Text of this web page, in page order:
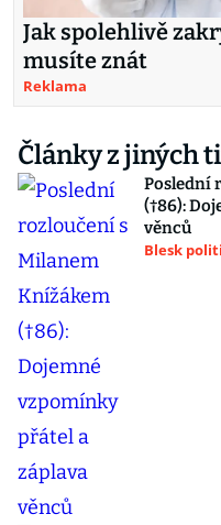
Jak spolehlivě
musíte znát
Reklama
Články z jiných
Poslední
(†86):
věnců
Blesk